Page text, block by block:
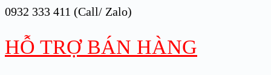
0932 333 411 (Call/ Zalo)
HỖ TRỢ BÁN HÀNG